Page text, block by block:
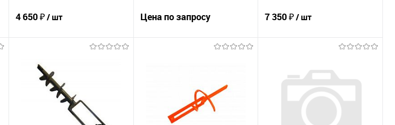
4 650 ₽/ шт
Купить в 1 клик
В избранное
Цена по запросу
К сравнению
Недоступно
7 350 ₽/ шт
Купить в 1 клик
К сравнению
В избранное
В наличии